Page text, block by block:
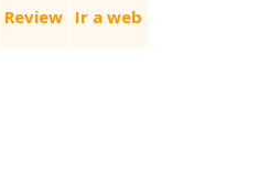
Review Ir a web